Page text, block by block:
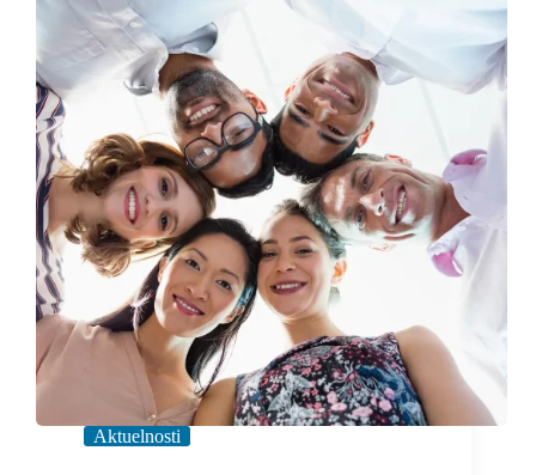
Aktuelnosti